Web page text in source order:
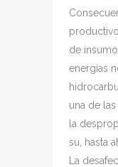
de
energías
una de
la
su, hasta
La